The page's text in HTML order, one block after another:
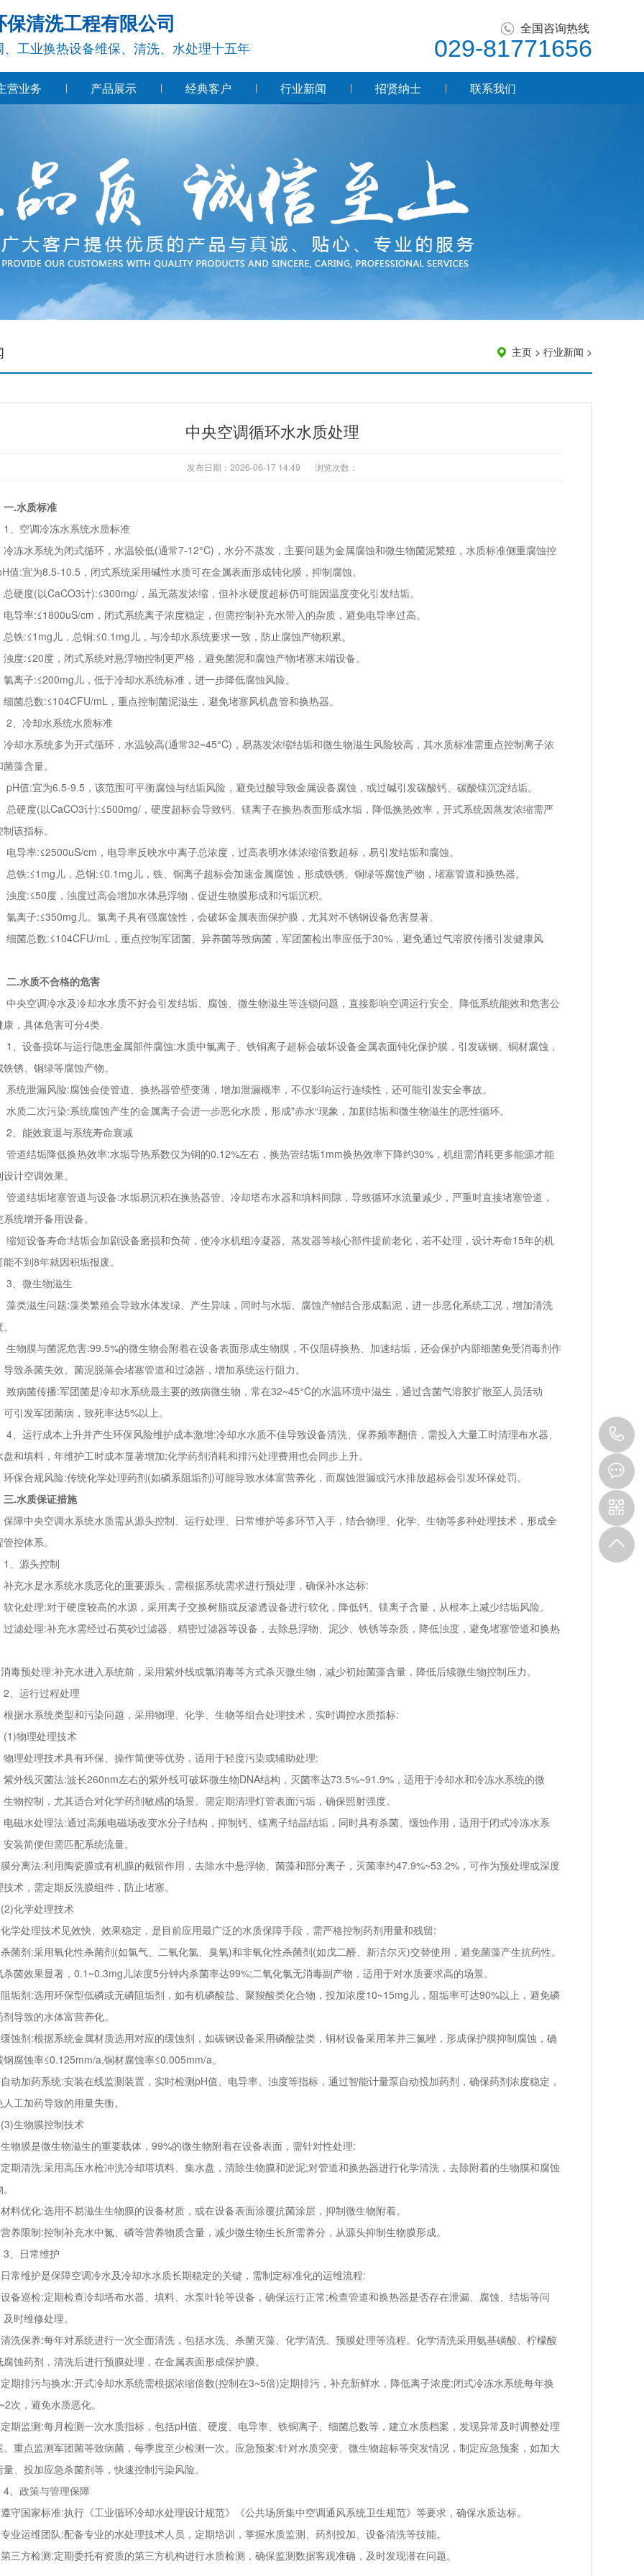
清洗工程有限公司
工业换热设备维保、清洗、水处理十五年
全国咨询热线
029-81771656
营业务 产品展示 经典客户 行业新闻 招贤纳士 联系我们
主页 > 行业新闻 >
中央空调循环水水质处理
发布日期：2026-06-17 14:49 浏览次数：
.水质标准
空调冷冻水系统水质标准
水系统为闭式循环，水温较低(通常7-12°C)，水分不蒸发，主要问题为金属腐蚀和微生物菌泥繁殖，水质标准侧重腐蚀控
值:宜为8.5-10.5，闭式系统采用碱性水质可在金属表面形成钝化膜，抑制腐蚀。
度(以CaCO3计):≤300mg/，虽无蒸发浓缩，但补水硬度超标仍可能因温度变化引发结垢。
率:≤1800uS/cm，闭式系统离子浓度稳定，但需控制补充水带入的杂质，避免电导率过高。
:≤1mg儿，总铜:≤0.1mg儿，与冷却水系统要求一致，防止腐蚀产物积累。
:≤20度，闭式系统对悬浮物控制更严格，避免菌泥和腐蚀产物堵塞末端设备。
子:≤200mg儿，低于冷却水系统标准，进一步降低腐蚀风险。
总数:≤104CFU/mL，重点控制菌泥滋生，避免堵塞风机盘管和换热器。
冷却水系统水质标准
水系统多为开式循环，水温较高(通常32~45°C)，易蒸发浓缩结垢和微生物滋生风险较高，其水质标准需重点控制离子浓
藻含量。
值:宜为6.5-9.5，该范围可平衡腐蚀与结垢风险，避免过酸导致金属设备腐蚀，或过碱引发碳酸钙、碳酸镁沉淀结垢。
度(以CaCO3计):≤500mg/，硬度超标会导致钙、镁离子在换热表面形成水垢，降低换热效率，开式系统因蒸发浓缩需严
该指标。
率:≤2500uS/cm，电导率反映水中离子总浓度，过高表明水体浓缩倍数超标，易引发结垢和腐蚀。
:≤1mg儿，总铜:≤0.1mg儿，铁、铜离子超标会加速金属腐蚀，形成铁锈、铜绿等腐蚀产物，堵塞管道和换热器。
:≤50度，浊度过高会增加水体悬浮物，促进生物膜形成和污垢沉积。
子:≤350mg儿。氯离子具有强腐蚀性，会破坏金属表面保护膜，尤其对不锈钢设备危害显著。
总数:≤104CFU/mL，重点控制军团菌、异养菌等致病菌，军团菌检出率应低于30%，避免通过气溶胶传播引发健康风
水质不合格的危害
空调冷水及冷却水水质不好会引发结垢、腐蚀、微生物滋生等连锁问题，直接影响空调运行安全、降低系统能效和危害公
康，具体危害可分4类.
设备损坏与运行隐患金属部件腐蚀:水质中氯离子、铁铜离子超标会破坏设备金属表面钝化保护膜，引发碳钢、铜材腐蚀，
锈、铜绿等腐蚀产物。
泄漏风险:腐蚀会使管道、换热器管壁变薄，增加泄漏概率，不仅影响运行连续性，还可能引发安全事故。
二次污染:系统腐蚀产生的金属离子会进一步恶化水质，形成"赤水“现象，加剧结垢和微生物滋生的恶性循环。
能效衰退与系统寿命衰减
结垢降低换热效率:水垢导热系数仅为铜的0.12%左右，换热管结垢1mm换热效率下降约30%，机组需消耗更多能源才能
计空调效果。
结垢堵塞管道与设备:水垢易沉积在换热器管、冷却塔布水器和填料间隙，导致循环水流量减少，严重时直接堵塞管道，
统增开备用设备。
设备寿命:结垢会加剧设备磨损和负荷，使冷水机组冷凝器、蒸发器等核心部件提前老化，若不处理，设计寿命15年的机
能不到8年就因积垢报废。
微生物滋生
滋生问题:藻类繁殖会导致水体发绿、产生异味，同时与水垢、腐蚀产物结合形成黏泥，进一步恶化系统工况，增加清洗
膜与菌泥危害:99.5%的微生物会附着在设备表面形成生物膜，不仅阻碍换热、加速结垢，还会保护内部细菌免受消毒剂作
导致杀菌失效。菌泥脱落会堵塞管道和过滤器，增加系统运行阻力。
菌传播:军团菌是冷却水系统最主要的致病微生物，常在32~45°C的水温环境中滋生，通过含菌气溶胶扩散至人员活动
可引发军团菌病，致死率达5%以上。
运行成本上升并产生环保风险维护成本激增:冷却水水质不佳导致设备清洗、保养频率翻倍，需投入大量工时清理布水器、
盘和填料，年维护工时成本显著增加;化学药剂消耗和排污处理费用也会同步上升。
合规风险:传统化学处理药剂(如磷系阻垢剂)可能导致水体富营养化，而腐蚀泄漏或污水排放超标会引发环保处罚。
.水质保证措施
中央空调水系统水质需从源头控制、运行处理、日常维护等多环节入手，结合物理、化学、生物等多种处理技术，形成全
控体系。
源头控制
水是水系统水质恶化的重要源头，需根据系统需求进行预处理，确保补水达标:
处理:对于硬度较高的水源，采用离子交换树脂或反渗透设备进行软化，降低钙、镁离子含量，从根本上减少结垢风险。
处理:补充水需经过石英砂过滤器、精密过滤器等设备，去除悬浮物、泥沙、铁锈等杂质，降低浊度，避免堵塞管道和换热
预处理:补充水进入系统前，采用紫外线或氯消毒等方式杀灭微生物，减少初始菌藻含量，降低后续微生物控制压力。
运行过程处理
水系统类型和污染问题，采用物理、化学、生物等组合处理技术，实时调控水质指标:
物理处理技术
处理技术具有环保、操作简便等优势，适用于轻度污染或辅助处理:
线灭菌法:波长260nm左右的紫外线可破坏微生物DNA结构，灭菌率达73.5%~91.9%，适用于冷却水和冷冻水系统的微
控制，尤其适合对化学药剂敏感的场景。需定期清理灯管表面污垢，确保照射强度。
水处理法:通过高频电磁场改变水分子结构，抑制钙、镁离子结晶结垢，同时具有杀菌、缓蚀作用，适用于闭式冷冻水系
安装简便但需匹配系统流量。
离法:利用陶瓷膜或有机膜的截留作用，去除水中悬浮物、菌藻和部分离子，灭菌率约47.9%~53.2%，可作为预处理或深度
技术，需定期反洗膜组件，防止堵塞。
化学处理技术
处理技术见效快、效果稳定，是目前应用最广泛的水质保障手段，需严格控制药剂用量和残留:
剂:采用氧化性杀菌剂(如氯气、二氧化氯、臭氧)和非氧化性杀菌剂(如戊二醛、新洁尔灭)交替使用，避免菌藻产生抗药性。
杀菌效果显著，0.1~0.3mg儿浓度5分钟内杀菌率达99%;二氧化氯无消毒副产物，适用于对水质要求高的场景。
剂:选用环保型低磷或无磷阻垢剂，如有机磷酸盐、聚羧酸类化合物，投加浓度10~15mg儿，阻垢率可达90%以上，避免磷
剂导致的水体富营养化。
剂:根据系统金属材质选用对应的缓蚀剂，如碳钢设备采用磷酸盐类，铜材设备采用苯并三氮唑，形成保护膜抑制腐蚀，确
钢腐蚀率≤0.125mm/a,铜材腐蚀率≤0.005mm/a。
加药系统:安装在线监测装置，实时检测pH值、电导率、浊度等指标，通过智能计量泵自动投加药剂，确保药剂浓度稳定，
人工加药导致的用量失衡。
生物膜控制技术
膜是微生物滋生的重要载体，99%的微生物附着在设备表面，需针对性处理:
清洗:采用高压水枪冲洗冷却塔填料、集水盘，清除生物膜和淤泥;对管道和换热器进行化学清洗，去除附着的生物膜和腐蚀
优化:选用不易滋生生物膜的设备材质，或在设备表面涂覆抗菌涂层，抑制微生物附着。
限制:控制补充水中氮、磷等营养物质含量，减少微生物生长所需养分，从源头抑制生物膜形成。
日常维护
维护是保障空调冷水及冷却水水质长期稳定的关键，需制定标准化的运维流程:
巡检:定期检查冷却塔布水器、填料、水泵叶轮等设备，确保运行正常;检查管道和换热器是否存在泄漏、腐蚀、结垢等问
时维修处理。
保养:每年对系统进行一次全面清洗，包括水洗、杀菌灭藻、化学清洗、预膜处理等流程。化学清洗采用氨基磺酸、柠檬酸
腐蚀药剂，清洗后进行预膜处理，在金属表面形成保护膜。
排污与换水:开式冷却水系统需根据浓缩倍数(控制在3~5倍)定期排污，补充新鲜水，降低离子浓度;闭式冷冻水系统每年换
次，避免水质恶化。
监测:每月检测一次水质指标，包括pH值、硬度、电导率、铁铜离子、细菌总数等，建立水质档案，发现异常及时调整处理
。重点监测军团菌等致病菌，每季度至少检测一次。应急预案:针对水质突变、微生物超标等突发情况，制定应急预案，如加大
量、投加应急杀菌剂等，快速控制污染风险。
政策与管理保障
国家标准:执行《工业循环冷却水处理设计规范》《公共场所集中空调通风系统卫生规范》等要求，确保水质达标。
运维团队:配备专业的水处理技术人员，定期培训，掌握水质监测、药剂投加、设备清洗等技能。
方检测:定期委托有资质的第三方机构进行水质检测，确保监测数据客观准确，及时发现潜在问题。